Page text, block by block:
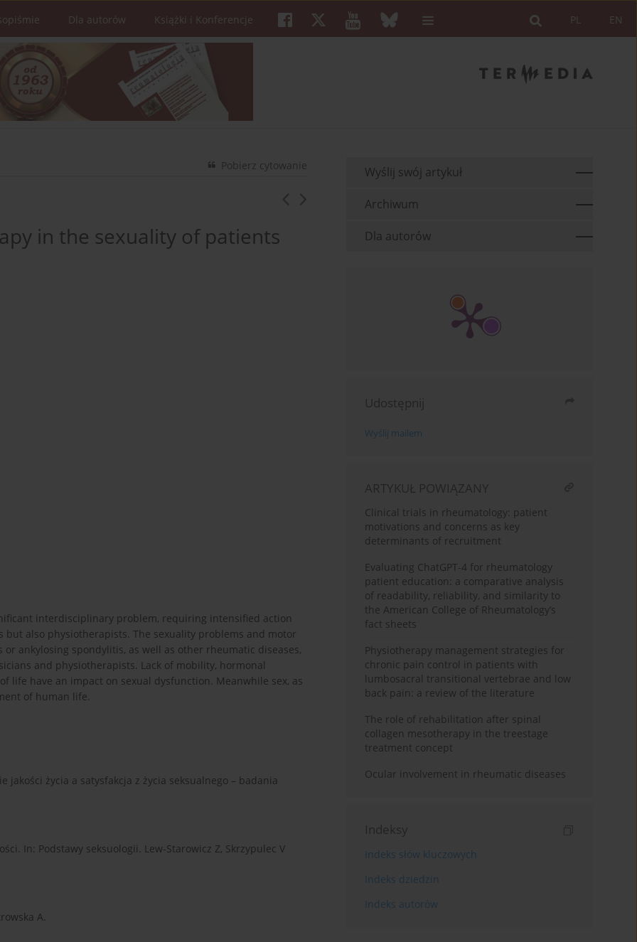
EN
PL
Dla autorów Książki i Konferencje
Pobierz cytowanie
in the sexuality of patients
interdisciplinary problem, requiring intensified action
also physiotherapists. The sexuality problems and motor
ankylosing spondylitis, as well as other rheumatic diseases,
and physiotherapists. Lack of mobility, hormonal
life have an impact on sexual dysfunction. Meanwhile sex, as
of human life.
jakości życia a satysfakcja z życia seksualnego – badania
In: Podstawy seksuologii. Lew-Starowicz Z, Skrzypulec V
A.
Wyślij swój artykuł
Archiwum
Dla autorów
Udostępnij
Wyślij mailem
ARTYKUŁ POWIĄZANY
Clinical trials in rheumatology: patient
motivations and concerns as key
determinants of recruitment
Evaluating ChatGPT-4 for rheumatology
patient education: a comparative analysis
of readability, reliability, and similarity to
the American College of Rheumatology’s
fact sheets
Physiotherapy management strategies for
chronic pain control in patients with
lumbosacral transitional vertebrae and low
back pain: a review of the literature
The role of rehabilitation after spinal
collagen mesotherapy in the treestage
treatment concept
Ocular involvement in rheumatic diseases
Indeksy
Indeks słów kluczowych
Indeks dziedzin
Indeks autorów